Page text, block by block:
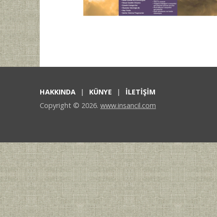
HAKKINDA KÜNYE
İLETİŞİM
Copyright © 2026. www.insancil.com